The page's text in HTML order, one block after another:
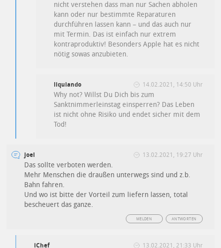
nicht verstehen dass man nur Sachen abholen
kann oder nur bestimmte Reparaturen
durchführen lassen kann – und das auch nur
mit Termin. Das ist einfach nur extrem
kontraproduktiv! Besonders Apple hat es nicht
nötig sowas anzubieten.
liquiando 14.02.2021, 14:50 Uhr
Why not? Willst Du Dich bis zum
Sanktnimmerleinstag einsperren? Das Leben
ist nicht ohne Risiko und endet sicher mit dem
Tod!
joel 13.02.2021, 19:27 Uhr
Das sollte verboten werden.
Mehr Menschen die draußen unterwegs sind und z.b.
Bahn fahren.
Und wo ist bitte der Vorteil zum liefern lassen, total
bescheuert das ganze.
ANTWORTEN
MELDEN
iChef 13.02.2021, 21:33 Uhr